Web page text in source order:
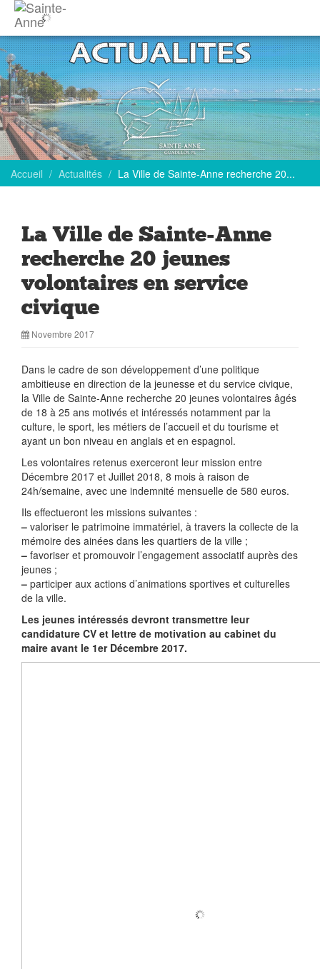
Accueil Actualités La Ville de Sainte-Anne recherche 20...
La Ville de Sainte-Anne
recherche 20 jeunes
volontaires en service
civique
Novembre 2017
Dans le cadre de son développement d’une politique
ambitieuse en direction de la jeunesse et du service civique,
la Ville de Sainte-Anne recherche 20 jeunes volontaires âgés
de 18 à 25 ans motivés et intéressés notamment par la
culture, le sport, les métiers de l’accueil et du tourisme et
ayant un bon niveau en anglais et en espagnol.
Les volontaires retenus exerceront leur mission entre
Décembre 2017 et Juillet 2018, 8 mois à raison de
24h/semaine, avec une indemnité mensuelle de 580 euros.
Ils effectueront les missions suivantes :
– valoriser le patrimoine immatériel, à travers la collecte de la
mémoire des ainées dans les quartiers de la ville ;
– favoriser et promouvoir l’engagement associatif auprès des
jeunes ;
– participer aux actions d’animations sportives et culturelles
de la ville.
Les jeunes intéressés devront transmettre leur
candidature CV et lettre de motivation au cabinet du
maire avant le 1er Décembre 2017.